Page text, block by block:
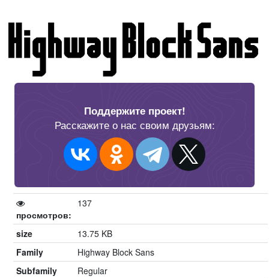
Поддержите проект!
Расскажите о нас своим друзьям:
просмотров:
137
size
13.75 KB
Family
Highway Block Sans
Subfamily
Regular